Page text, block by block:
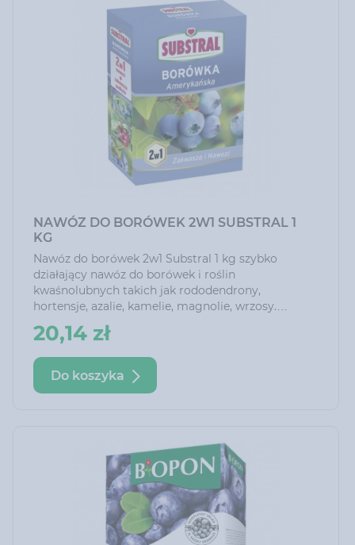
NAWÓZ DO BORÓWEK 2W1 SUBSTRAL 1
KG
Nawóz do borówek 2w1 Substral 1 kg szybko
działający nawóz do borówek i roślin
kwaśnolubnych takich jak rododendrony,
hortensje, azalie, kamelie, magnolie, wrzosy.
Skonstruowany tak, aby zabezpieczyć potrzeby
pokarmowe roślin, zapewnić obfite owocowanie i
bujne kwitnienie.
20,14 zł
Do koszyka